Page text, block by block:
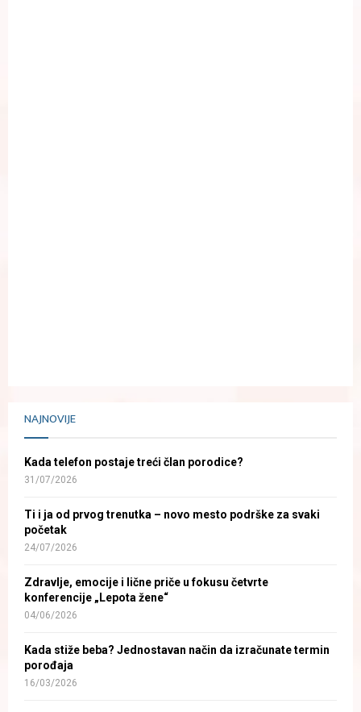
NAJNOVIJE
Kada telefon postaje treći član porodice?
31/07/2026
Ti i ja od prvog trenutka – novo mesto podrške za svaki
početak
24/07/2026
Zdravlje, emocije i lične priče u fokusu četvrte
konferencije „Lepota žene“
04/06/2026
Kada stiže beba? Jednostavan način da izračunate termin
porođaja
16/03/2026